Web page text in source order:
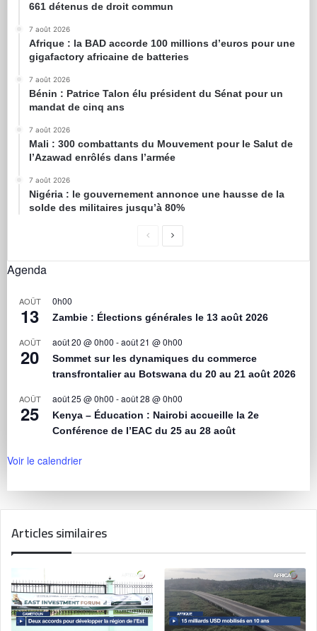
661 détenus de droit commun
7 août 2026
Afrique : la BAD accorde 100 millions d’euros pour une
gigafactory africaine de batteries
7 août 2026
Bénin : Patrice Talon élu président du Sénat pour un
mandat de cinq ans
7 août 2026
Mali : 300 combattants du Mouvement pour le Salut de
l’Azawad enrôlés dans l’armée
7 août 2026
Nigéria : le gouvernement annonce une hausse de la
solde des militaires jusqu’à 80%
Agenda
AOÛT
13
0h00
Zambie : Élections générales le 13 août 2026
AOÛT
20
août 20 @ 0h00 -août 21 @ 0h00
Sommet sur les dynamiques du commerce
transfrontalier au Botswana du 20 au 21 août 2026
AOÛT
25
août 25 @ 0h00 -août 28 @ 0h00
Kenya – Éducation : Nairobi accueille la 2e
Conférence de l’EAC du 25 au 28 août
Voir le calendrier
Articles similaires